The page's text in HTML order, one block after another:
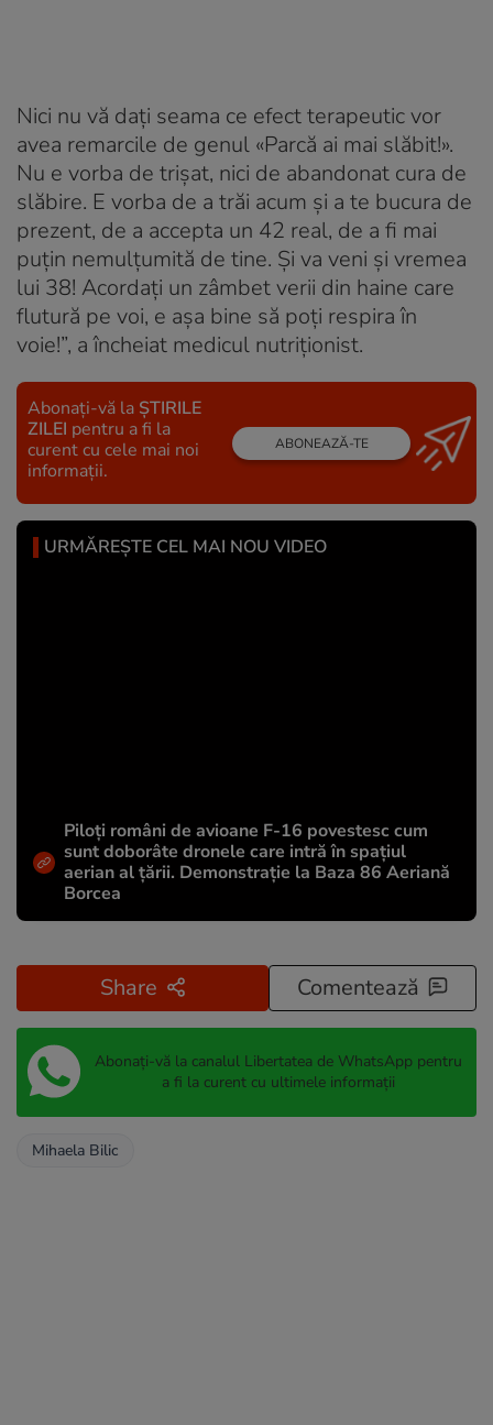
Nici nu vă dați seama ce efect terapeutic vor
avea remarcile de genul «Parcă ai mai slăbit!».
Nu e vorba de trișat, nici de abandonat cura de
slăbire. E vorba de a trăi acum și a te bucura de
prezent, de a accepta un 42 real, de a fi mai
puțin nemulțumită de tine. Și va veni și vremea
lui 38! Acordați un zâmbet verii din haine care
flutură pe voi, e așa bine să poți respira în
voie!”, a încheiat medicul nutriționist.
Abonați-vă la ȘTIRILE
ZILEI pentru a fi la
curent cu cele mai noi
informații.
ABONEAZĂ-TE
URMĂREȘTE CEL MAI NOU VIDEO
Piloți români de avioane F-16 povestesc cum
sunt doborâte dronele care intră în spațiul
aerian al țării. Demonstrație la Baza 86 Aeriană
Borcea
Share Comentează
Abonați-vă la canalul Libertatea de WhatsApp pentru
a fi la curent cu ultimele informații
Mihaela Bilic